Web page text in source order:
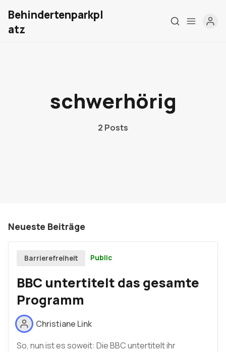
Über mich
Behindertenparkpl
atz
schwerhörig
2 Posts
Neueste Beiträge
Barrierefreiheit Public
BBC untertitelt das gesamte
Programm
Christiane Link
So, nun ist es soweit: Die BBC untertitelt ihr